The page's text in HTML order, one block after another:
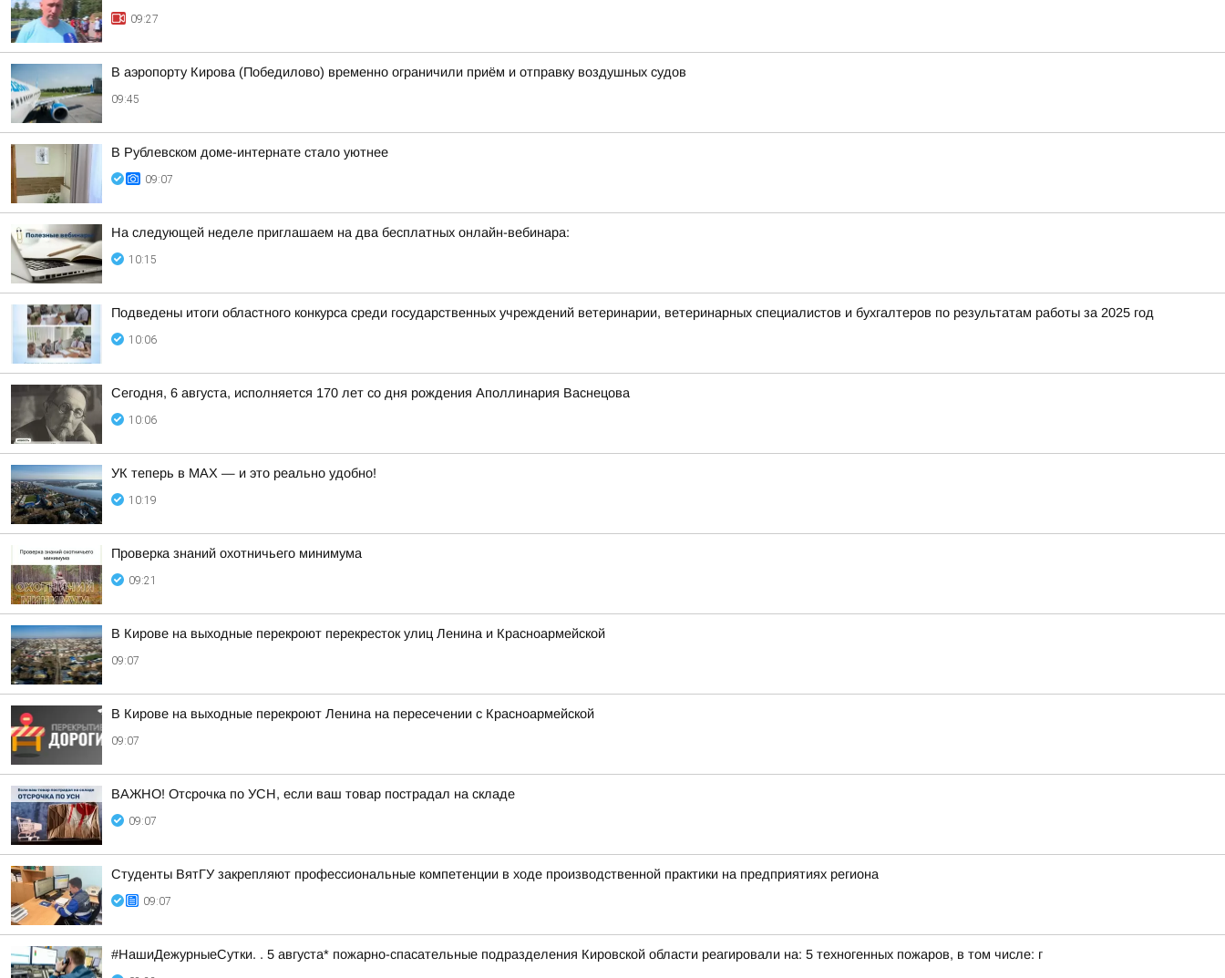
09:27
В аэропорту Кирова (Победилово) временно ограничили приём и отправку воздушных судов
09:45
В Рублевском доме-интернате стало уютнее
09:07
На следующей неделе приглашаем на два бесплатных онлайн-вебинара:
10:15
Подведены итоги областного конкурса среди государственных учреждений ветеринарии, ветеринарных специалистов и бухгалтеров по результатам работы за 2025 год
10:06
Сегодня, 6 августа, исполняется 170 лет со дня рождения Аполлинария Васнецова
10:06
УК теперь в МАХ — и это реально удобно!
10:19
Проверка знаний охотничьего минимума
09:21
В Кирове на выходные перекроют перекресток улиц Ленина и Красноармейской
09:07
В Кирове на выходные перекроют Ленина на пересечении с Красноармейской
09:07
ВАЖНО! Отсрочка по УСН, если ваш товар пострадал на складе
09:07
Студенты ВятГУ закрепляют профессиональные компетенции в ходе производственной практики на предприятиях региона
09:07
#НашиДежурныеСутки. . 5 августа* пожарно-спасательные подразделения Кировской области реагировали на: 5 техногенных пожаров, в том числе: г